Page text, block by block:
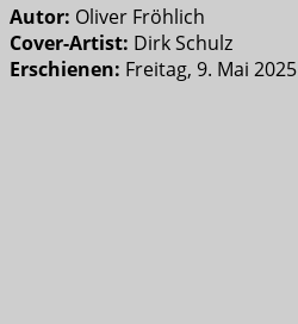
Autor: Oliver Fröhlich
Cover-Artist: Dirk Schulz
Erschienen: Freitag, 9. Mai 2025